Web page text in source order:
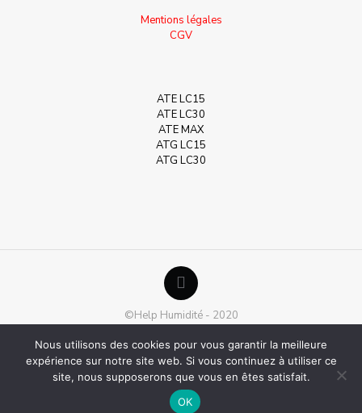
Mentions légales
CGV
ATE LC15
ATE LC30
ATE MAX
ATG LC15
ATG LC30
©Help Humidité - 2020
Nous utilisons des cookies pour vous garantir la meilleure
expérience sur notre site web. Si vous continuez à utiliser ce
site, nous supposerons que vous en êtes satisfait.
OK